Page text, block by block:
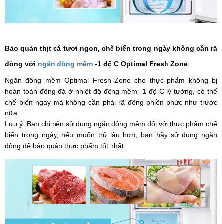
Bảo quản thịt cá tươi ngon, chế biến trong ngày không cần rã
đông với ngăn đông mềm -1 độ C Optimal Fresh Zone
Ngăn đông mềm Optimal Fresh Zone cho thực phẩm không bị
hoàn toàn đông đá ở nhiệt độ đông mềm -1 độ C lý tưởng, có thể
chế biến ngay mà không cần phải rã đông phiền phức như trước
nữa.
Lưu ý: Bạn chỉ nên sử dụng ngăn đông mềm đối với thực phẩm chế
biến trong ngày, nếu muốn trữ lâu hơn, bạn hãy sử dụng ngăn
đông để bảo quản thực phẩm tốt nhất.